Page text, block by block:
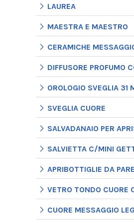
LAUREA
MAESTRA E MAESTRO
CERAMICHE
DIFFUSORE PROFUMO
OROLOGIO SVEGLIA 31
SVEGLIA CUORE
SALVADANAIO PER
SALVIETTA C/MINI
APRIBOTTIGLIE DA
VETRO TONDO CUORE
CUORE MESSAGGIO